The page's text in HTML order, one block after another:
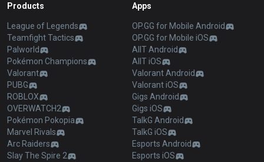
Products
League of Legends
Teamfight Tactics
Palworld
Pokémon Champions
Valorant
PUBG
ROBLOX
OVERWATCH2
Pokémon Pokopia
Marvel Rivals
Arc Raiders
Slay The Spire 2
Apps
OP.GG for Mobile Android
OP.GG for Mobile iOS
AllT Android
AllT iOS
Valorant Android
Valorant iOS
Gigs Android
Gigs iOS
TalkG Android
TalkG iOS
Esports Android
Esports iOS